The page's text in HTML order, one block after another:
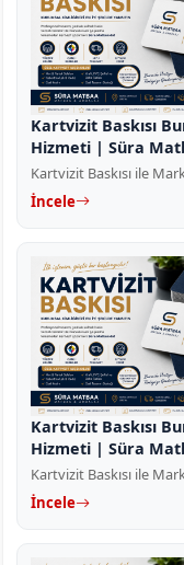
Kartvizit Baskısı
Hizmeti | Süra
Kartvizit Baskısı ile
İncele
Kartvizit Baskısı
Hizmeti | Süra
Kartvizit Baskısı ile
İncele